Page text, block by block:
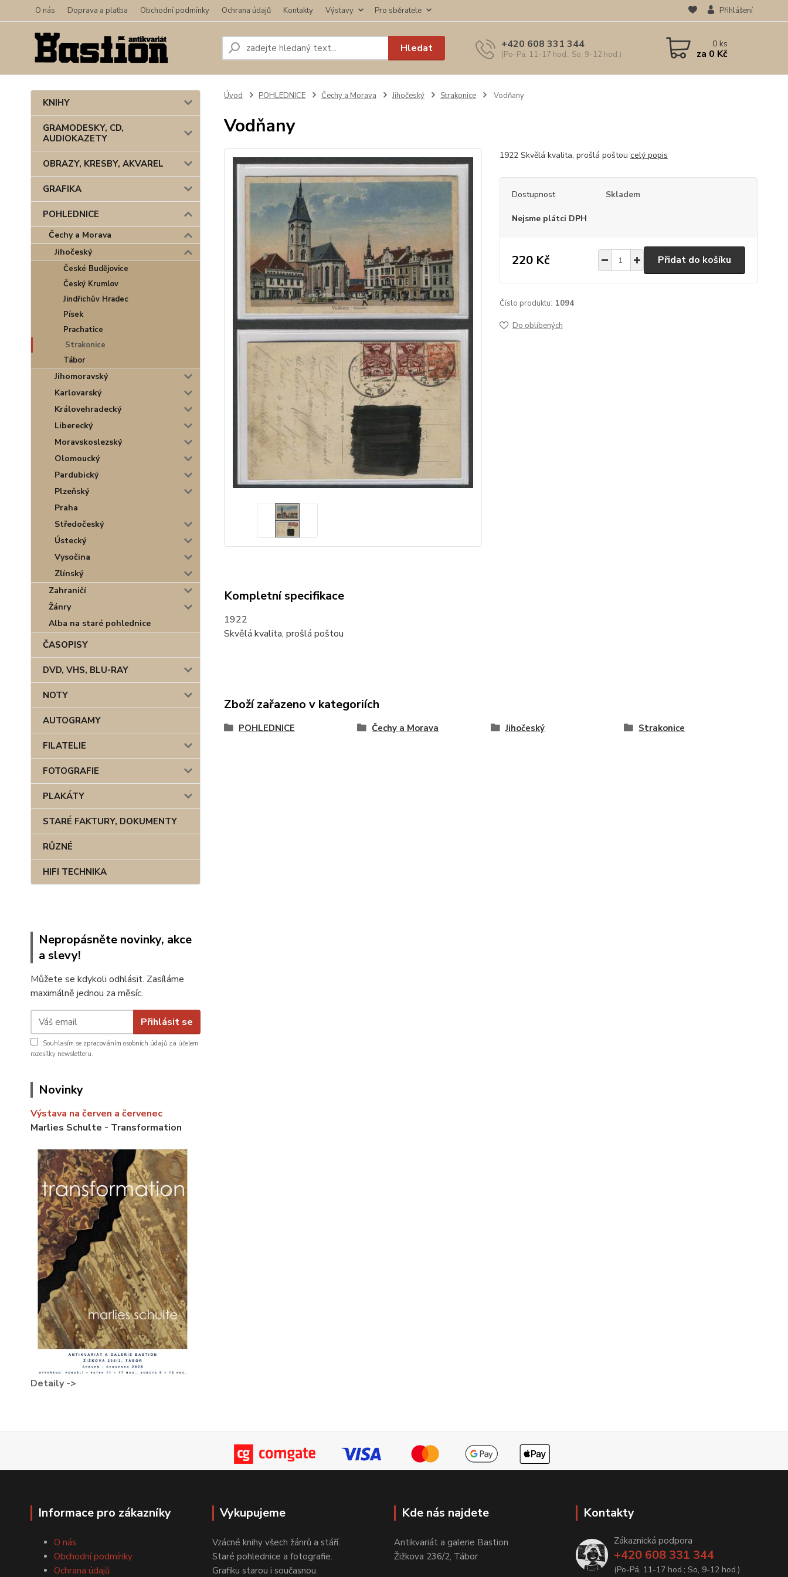
O nás Doprava a platba Obchodní podmínky Ochrana údajů Kontakty Výstavy Pro sběratele Přihlášení
Hledat +420 608 331 344
(Po-Pá, 11-17 hod.; So, 9-12 hod.)
0ks
za 0 Kč
KNIHY
GRAMODESKY, CD,
AUDIOKAZETY
OBRAZY, KRESBY, AKVAREL
GRAFIKA
POHLEDNICE
Čechy a Morava
Jihočeský
České Budějovice
Český Krumlov
Jindřichův Hradec
Písek
Prachatice
Strakonice
Tábor
Jihomoravský
Karlovarský
Královehradecký
Liberecký
Moravskoslezský
Olomoucký
Pardubický
Plzeňský
Praha
Středočeský
Ústecký
Vysočina
Zlínský
Zahraničí
Žánry
Alba na staré pohlednice
ČASOPISY
DVD, VHS, BLU-RAY
NOTY
AUTOGRAMY
FILATELIE
FOTOGRAFIE
PLAKÁTY
STARÉ FAKTURY, DOKUMENTY
RŮZNÉ
HIFI TECHNIKA
Nepropásněte novinky, akce
a slevy!
Můžete se kdykoli odhlásit. Zasíláme
maximálně jednou za měsíc.
Přihlásit se
Souhlasím se zpracováním osobních údajů za účelem
rozesílky newsletteru.
Novinky
Výstava na červen a červenec
Marlies Schulte - Transformation
Detaily ->
Úvod POHLEDNICE Čechy a Morava Jihočeský Strakonice Vodňany
Vodňany
1922 Skvělá kvalita, prošlá poštou celý popis
Dostupnost Skladem
Nejsme plátci DPH
220 Kč Přidat do košíku
Číslo produktu: 1094
Do oblíbených
Kompletní specifikace
1922
Skvělá kvalita, prošlá poštou
Zboží zařazeno v kategoriích
POHLEDNICE Čechy a Morava Jihočeský Strakonice
Informace pro zákazníky
O nás
Obchodní podmínky
Ochrana údajů
Vykupujeme
Vzácné knihy všech žánrů a stáří.
Staré pohlednice a fotografie.
Grafiku starou i současnou.
Kde nás najdete
Antikvariát a galerie Bastion
Žižkova 236/2, Tábor
Kontakty
Zákaznická podpora
+420 608 331 344
(Po-Pá, 11-17 hod.; So, 9-12 hod.)